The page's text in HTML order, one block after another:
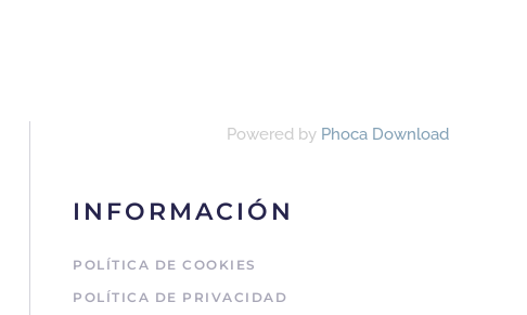
Powered by Phoca Download
INFORMACIÓN
POLÍTICA DE COOKIES
POLÍTICA DE PRIVACIDAD